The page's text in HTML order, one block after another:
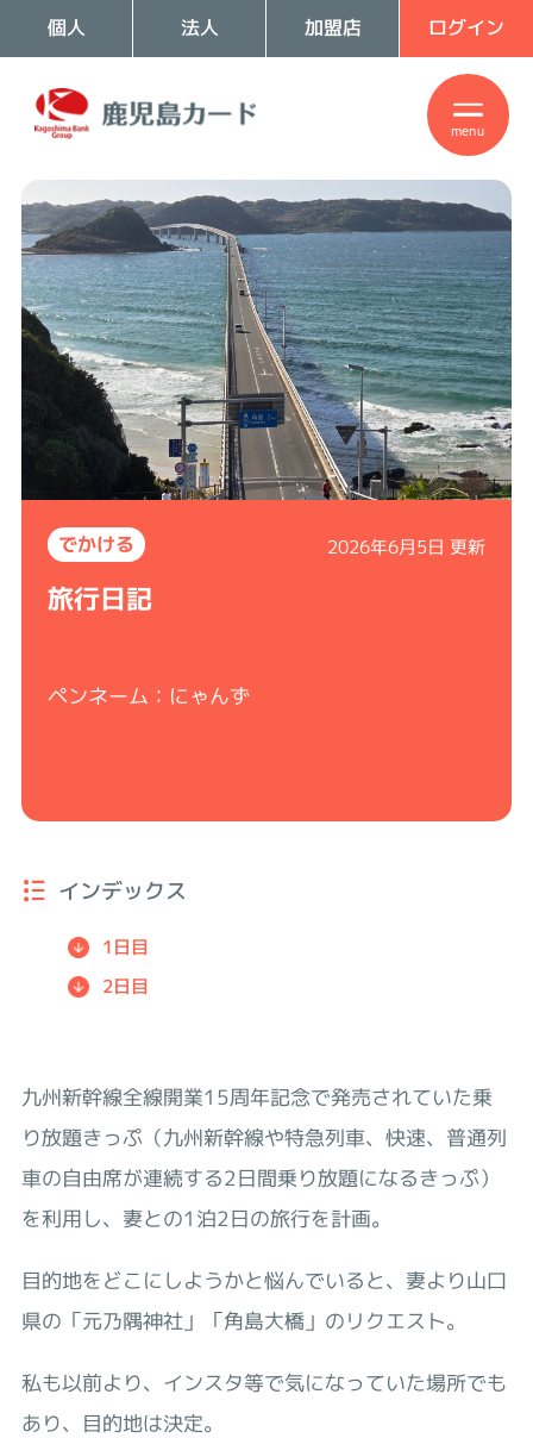
個人 法人 加盟店 ログイン
menu
でかける 2026年6月5日 更新
旅行日記
ペンネーム：にゃんず
インデックス
1日目
2日目
九州新幹線全線開業15周年記念で発売されていた乗
り放題きっぷ（九州新幹線や特急列車、快速、普通列
車の自由席が連続する2日間乗り放題になるきっぷ）
を利用し、妻との1泊2日の旅行を計画。
目的地をどこにしようかと悩んでいると、妻より山口
県の「元乃隅神社」「角島大橋」のリクエスト。
私も以前より、インスタ等で気になっていた場所でも
あり、目的地は決定。